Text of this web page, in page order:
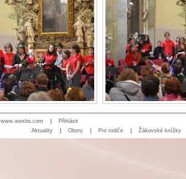
www.wexbo.com
Přihlásit
Aktuality
Obory Pro rodiče Žákovské knížky